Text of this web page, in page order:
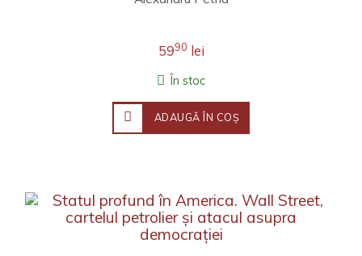
5990 lei
În stoc
ADAUGĂ ÎN COŞ